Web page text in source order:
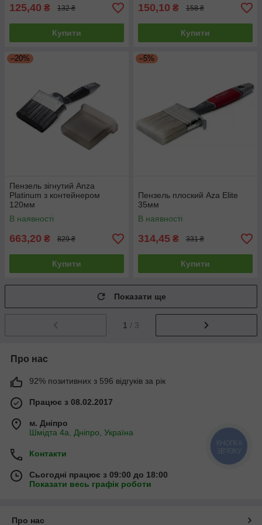
125,40 ₴ 132 ₴
Купити
150,10 ₴ 158 ₴
Купити
–20%
Пензель зігнутий Anza
Platinum з контейнером
120мм
В наявності
663,20 ₴ 829 ₴
Купити
–5%
Пензель плоский Aza Elite
35мм
В наявності
314,45 ₴ 331 ₴
Купити
Показати ще
1 / 3
Про нас
92% позитивних з 596 відгуків за рік
Працює з 08.02.2017
м. Дніпро
Шмідта 4а, Дніпро, Україна
Контакти
Сьогодні працює з 09:00 до 18:00
Показати весь графік роботи
Про нас
КНОПКА
ЗВ'ЯЗКУ